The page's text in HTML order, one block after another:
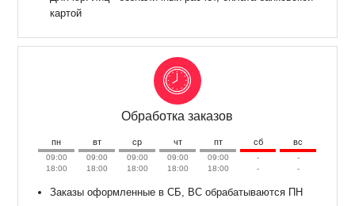
картой
Обработка заказов
пн вт ср чт пт сб вс
09:00
18:00
09:00
18:00
09:00
18:00
09:00
18:00
09:00
18:00
-
-
-
-
Заказы оформленные в СБ, ВС обрабатываются ПН